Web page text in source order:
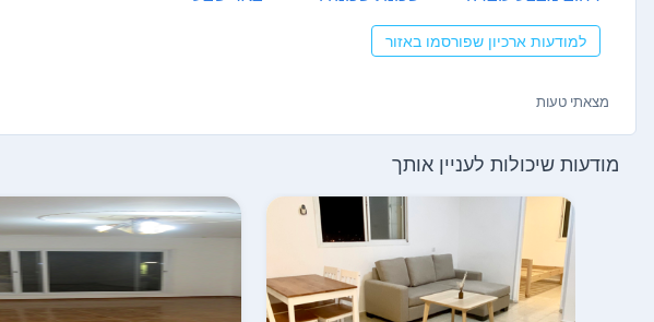
למודעות ארכיון שפורסמו באזור
מצאתי טעות
מודעות שיכולות לעניין אותך